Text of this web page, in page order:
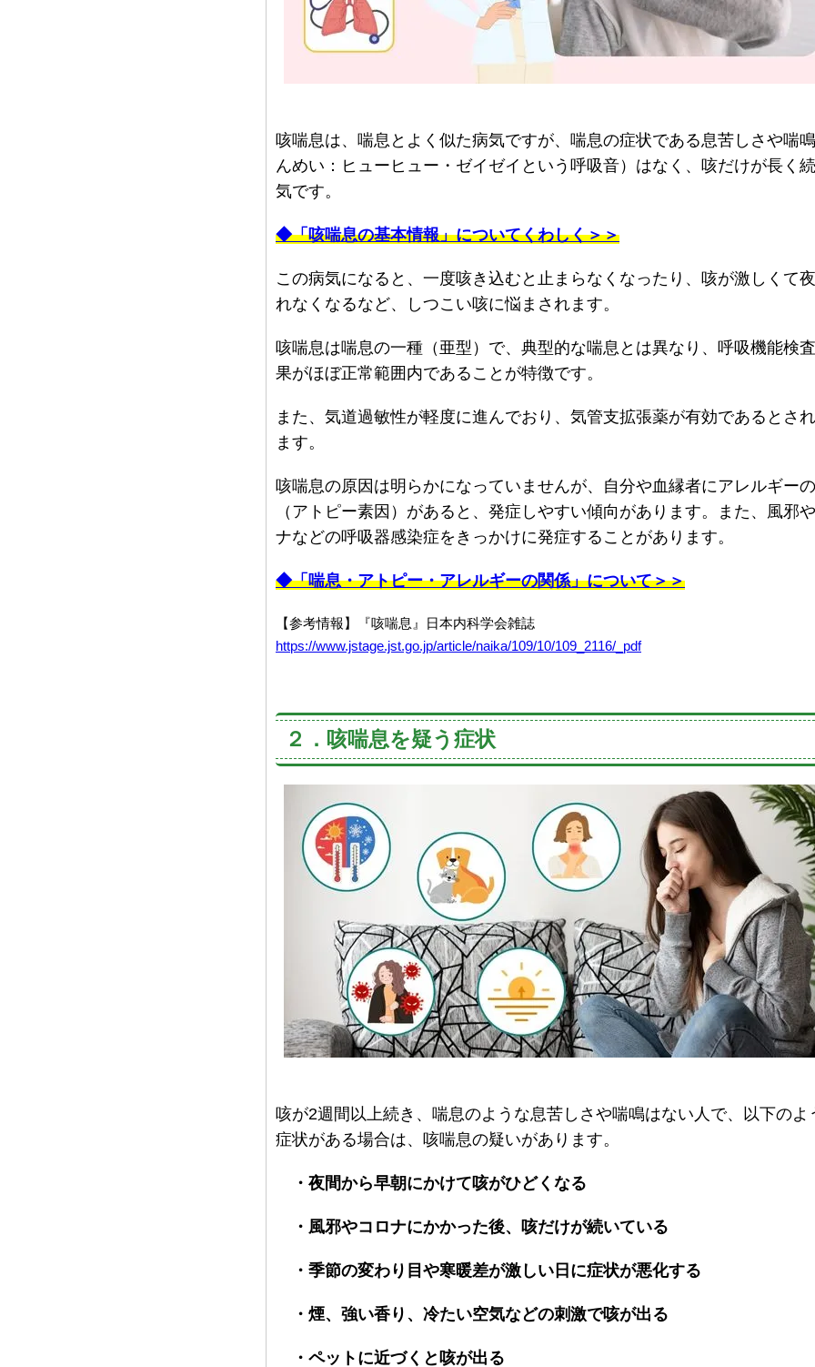
咳喘息は、喘息とよく似た病気ですが、喘息の症状である息苦しさや喘
んめい：ヒューヒュー・ゼイゼイという呼吸音）はなく、咳だけが長く
気です。
◆「咳喘息の基本情報」についてくわしく＞＞
この病気になると、一度咳き込むと止まらなくなったり、咳が激しくて
れなくなるなど、しつこい咳に悩まされます。
咳喘息は喘息の一種（亜型）で、典型的な喘息とは異なり、呼吸機能検
果がほぼ正常範囲内であることが特徴です。
また、気道過敏性が軽度に進んでおり、気管支拡張薬が有効であるとさ
ます。
咳喘息の原因は明らかになっていませんが、自分や血縁者にアレルギー
（アトピー素因）があると、発症しやすい傾向があります。また、風邪
ナなどの呼吸器感染症をきっかけに発症することがあります。
◆「喘息・アトピー・アレルギーの関係」について＞＞
【参考情報】『咳喘息』日本内科学会雑誌
https://www.jstage.jst.go.jp/article/naika/109/10/109_2116/_pdf
２．咳喘息を疑う症状
咳が2週間以上続き、喘息のような息苦しさや喘鳴はない人で、以下のよ
症状がある場合は、咳喘息の疑いがあります。
・夜間から早朝にかけて咳がひどくなる
・風邪やコロナにかかった後、咳だけが続いている
・季節の変わり目や寒暖差が激しい日に症状が悪化する
・煙、強い香り、冷たい空気などの刺激で咳が出る
・ペットに近づくと咳が出る